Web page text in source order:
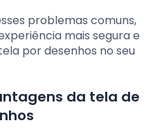
problemas comuns,
mais segura e
por desenhos no seu
da tela de